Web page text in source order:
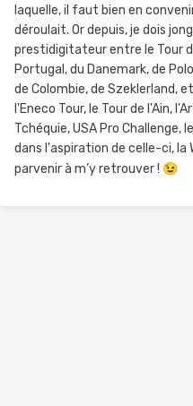
laquelle, il faut bien en
déroulait. Or depuis, je dois
prestidigitateur entre le Tour
Portugal, du Danemark, de
de Colombie, de Szeklerland,
l'Eneco Tour, le Tour de l'Ain,
Tchéquie, USA Pro Challenge,
dans l'aspiration de celle-ci,
parvenir à m’y retrouver ! 😉